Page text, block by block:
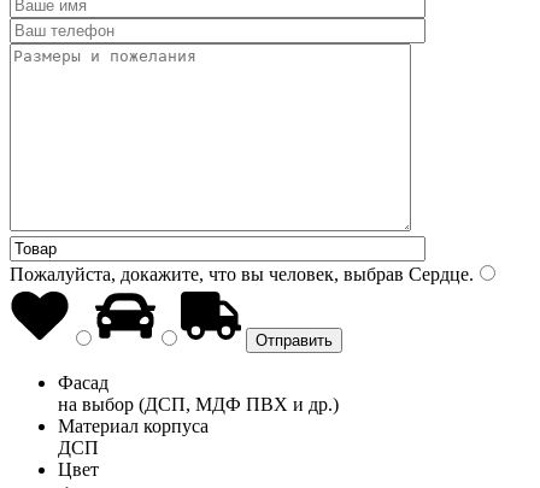
Пожалуйста, докажите, что вы человек, выбрав Сердце.
Фасад
на выбор (ДСП, МДФ ПВХ и др.)
Материал корпуса
ДСП
Цвет